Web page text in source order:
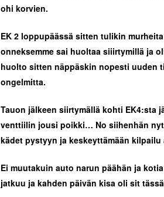
ohi korvien.
EK 2 loppupäässä sitten tulikin
onneksemme sai huoltaa siiirtymillä ja
huolto sitten näppäskin nopesti uuden
ongelmitta.
Tauon jälkeen siirtymällä kohti EK4:sta
venttiilin jousi poikki… No siihenhän
kädet pystyyn ja keskeyttämään
Ei muutakuin auto narun päähän ja
jatkuu ja kahden päivän kisa oli sit